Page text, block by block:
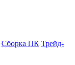
Сборка ПК Трейд-